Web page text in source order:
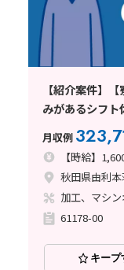
【紹介案件】
みがあるシフ
月収例
【時給】
秋田県由利
加工、マシ
61178-00
キープ